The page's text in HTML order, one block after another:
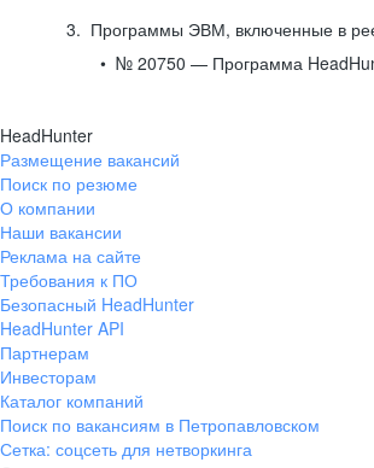
Программы ЭВМ, включенные в
№ 20750 — Программа
HeadHunter
Размещение вакансий
Поиск по резюме
О компании
Наши вакансии
Реклама на сайте
Требования к ПО
Безопасный HeadHunter
HeadHunter API
Партнерам
Инвесторам
Каталог компаний
Поиск по вакансиям в Петропавловском
Сетка: соцсеть для нетворкинга